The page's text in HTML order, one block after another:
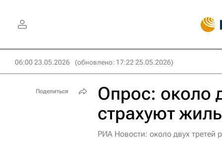
06:00 23.05.2026 (обновлено: 17:22 25.05.2026)
Опрос: около
страхуют
РИА Новости: около двух третей
Поделиться